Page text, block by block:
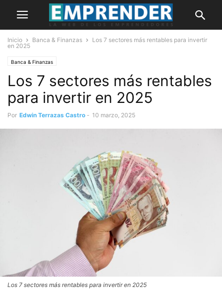
Inicio Banca & Finanzas
Los 7 sectores más rentables para invertir
en 2025
Banca & Finanzas
Los 7 sectores más rentables
para invertir en 2025
Por Edwin Terrazas Castro - 10 marzo, 2025
Los 7 sectores más rentables para invertir en 2025